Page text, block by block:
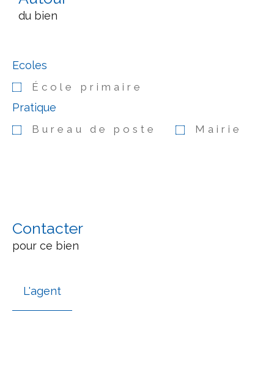
du bien
Ecoles
École primaire
Pratique
Bureau de poste Mairie
Contacter
pour ce bien
L'agent